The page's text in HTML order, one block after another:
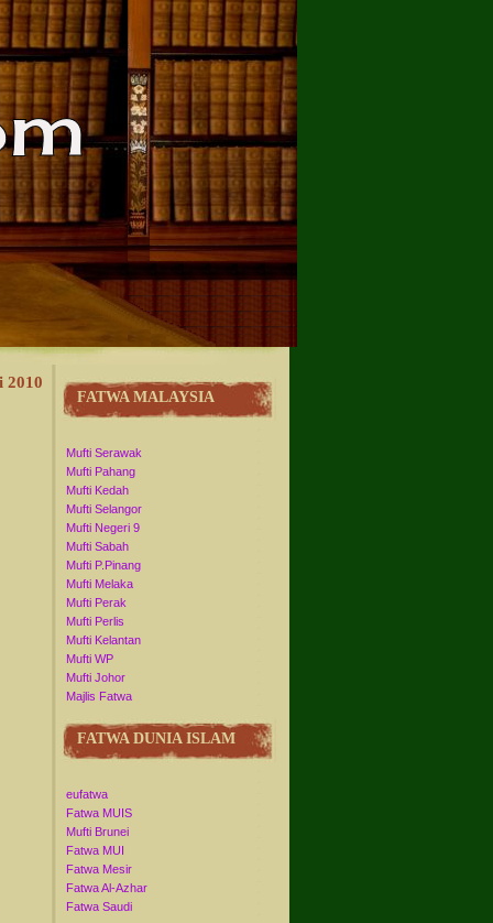
2010
FATWA MALAYSIA
Mufti Serawak
Mufti Pahang
Mufti Kedah
Mufti Selangor
Mufti Negeri 9
Mufti Sabah
Mufti P.Pinang
Mufti Melaka
Mufti Perak
Mufti Perlis
Mufti Kelantan
Mufti WP
Mufti Johor
Majlis Fatwa
FATWA DUNIA ISLAM
eufatwa
Fatwa MUIS
Mufti Brunei
Fatwa MUI
Fatwa Mesir
Fatwa Al-Azhar
Fatwa Saudi